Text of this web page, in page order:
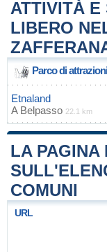
ATTIVITÀ E
LIBERO
Parco di attrazioni
Etnaland
A Belpasso 22.1 km
LA PAGINA
COMUNI
URL